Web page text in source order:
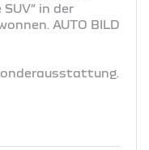
in der
AUTO BILD